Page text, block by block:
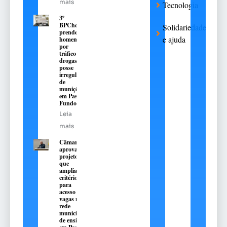
mais
3º
BPChq
prende
homem
por
tráfico de
drogas e
posse
irregular
de
munições
em Passo
Fundo
Leia
mais
Câmara
aprova
projeto
que
amplia
critérios
para
acesso a
vagas na
rede
municipal
de ensino
Tecnologia
Solidariedade
e ajuda